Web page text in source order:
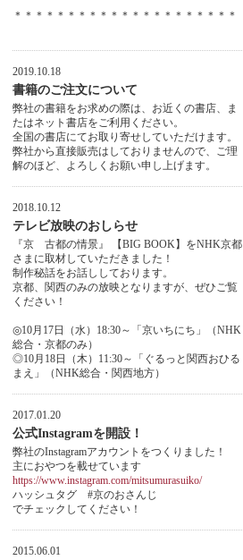
＊＊＊＊＊＊＊＊＊＊＊＊＊＊＊＊＊＊＊＊＊
2019.10.18
書籍のご注文について
弊社の書籍をお求めの際は、お近くの書店、ま
たはネット書店をご利用ください。
全国の書店にてお取り寄せしていただけます。
弊社から直接販売はしておりませんので、ご理
解のほど、よろしくお願い申し上げます。
2018.10.12
テレビ放映のおしらせ
『京 古都の情景』 【BIG BOOK】をNHK京都
さまに取材していただきました！
制作秘話をお話ししております。
京都、関西のみの放映となりますが、ぜひご覧
ください！
◎10月17日（水）18:30～「京いちにち」（NHK
総合・京都のみ）
◎10月18日（木）11:30～「ぐるっと関西おひる
まえ」（NHK総合・関西地方）
2017.01.20
公式Instagramを開設！
弊社のInstagramアカウントをつくりました！
主におやつを載せています
https://www.instagram.com/mitsumurasuiko/
ハッシュタグ #京のおさんじ
でチェックしてください！
2015.06.01